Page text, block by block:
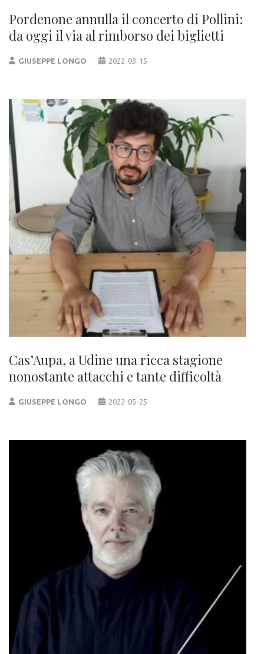
Pordenone annulla il concerto di Pollini:
da oggi il via al rimborso dei biglietti
GIUSEPPE LONGO 2022-03-15
Cas’Aupa, a Udine una ricca stagione
nonostante attacchi e tante difficoltà
GIUSEPPE LONGO 2022-05-25